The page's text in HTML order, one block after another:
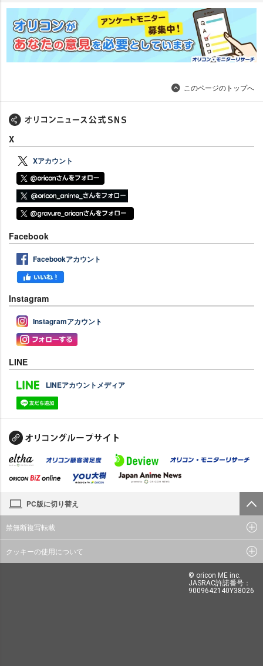
このページのトップへ
X
Xアカウント
Facebook
Facebookアカウント
Instagram
Instagramアカウント
LINE
LINEアカウントメディア
PC版に切り替え
禁無断複写転載
クッキーの使用について
© oricon ME inc.
JASRAC許諾番号：
9009642140Y38026